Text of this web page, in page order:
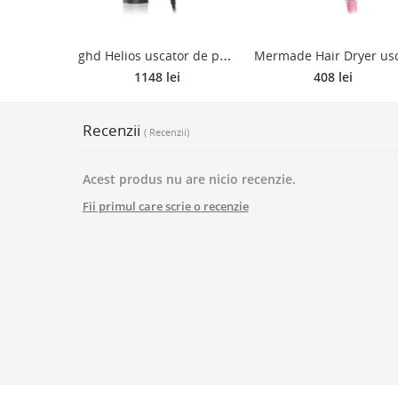
g
hd Helios uscator de par white 1 buc
1148 lei 408 lei
Recenzii ( Recenzii)
Acest produs nu are nicio recenzie.
Fii primul care scrie o recenzie